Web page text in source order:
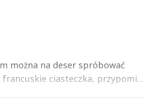
można na deser spróbować
ciasteczka, przypomi...